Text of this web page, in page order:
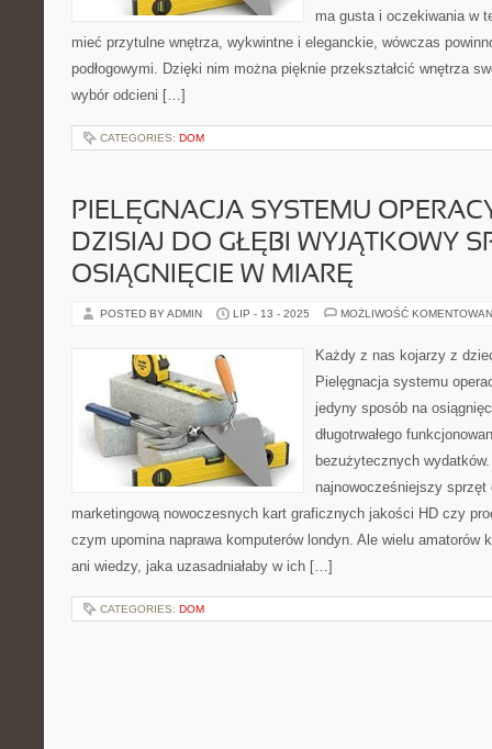
ma gusta i oczekiwania w
mieć przytulne wnętrza, wykwintne i eleganckie, wówczas
podłogowymi. Dzięki nim można pięknie przekształcić wnętrza
wybór odcieni […]
CATEGORIES: DOM
PIELĘGNACJA SYSTEMU
DZISIAJ DO GŁĘBI WYJĄTKOWY
OSIĄGNIĘCIE W MIARĘ
POSTED BY ADMIN LIP - 13 - 2025 MOŻLIWOŚĆ
Każdy z nas kojarzy z
Pielęgnacja systemu
jedyny sposób na
długotrwałego
bezużytecznych
najnowocześniejszy sprzęt
marketingową nowoczesnych kart graficznych jakości HD czy
czym upomina naprawa komputerów londyn. Ale wielu amatorów
ani wiedzy, jaka uzasadniałaby w ich […]
CATEGORIES: DOM